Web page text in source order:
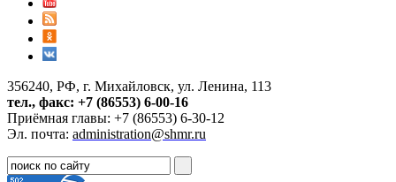
356240, РФ, г. Михайловск, ул. Ленина, 113
тел., факс: +7 (86553) 6-00-16
Приёмная главы: +7 (86553) 6-30-12
Эл. почта: administration@shmr.ru